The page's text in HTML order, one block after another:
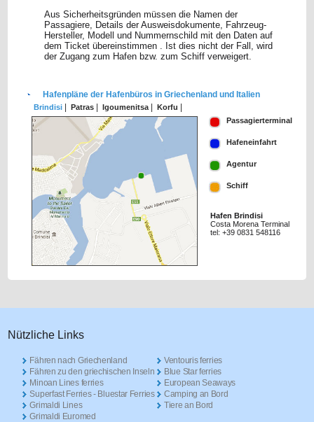
Aus Sicherheitsgründen müssen die Namen der
Passagiere, Details der Ausweisdokumente, Fahrzeug-
Hersteller, Modell und Nummernschild mit den Daten auf
dem Ticket übereinstimmen . Ist dies nicht der Fall, wird
der Zugang zum Hafen bzw. zum Schiff verweigert.
Hafenpläne der Hafenbüros in Griechenland und Italien
Brindisi Patras Igoumenitsa Korfu
Passagierterminal
Hafeneinfahrt
Agentur
Schiff
Hafen Brindisi
Costa Morena Terminal
tel: +39 0831 548116
Nützliche Links
Fähren nach Griechenland
Fähren zu den griechischen Inseln
Minoan Lines ferries
Superfast Ferries - Bluestar Ferries
Grimaldi Lines
Grimaldi Euromed
Ventouris ferries
Blue Star ferries
European Seaways
Camping an Bord
Tiere an Bord